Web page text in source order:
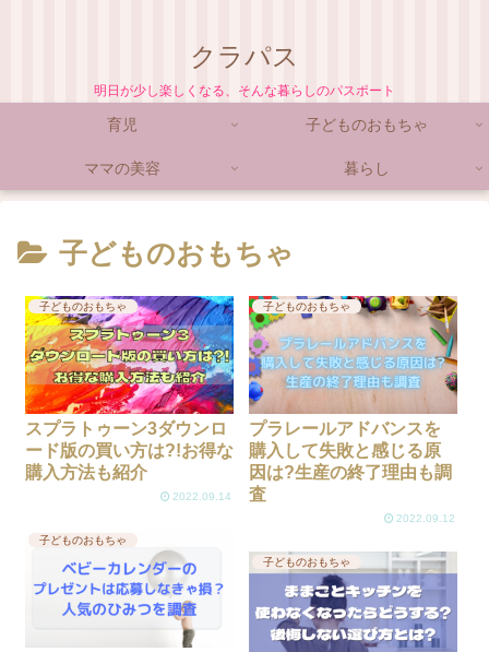
クラパス
明日が少し楽しくなる、そんな暮らしのパスポート
育児 子どものおもちゃ
ママの美容 暮らし
子どものおもちゃ
子どものおもちゃ
スプラトゥーン3ダウンロ
ード版の買い方は?!お得な
購入方法も紹介
2022.09.14
子どものおもちゃ
プラレールアドバンスを
購入して失敗と感じる原
因は?生産の終了理由も調
査
2022.09.12
子どものおもちゃ
子どものおもちゃ